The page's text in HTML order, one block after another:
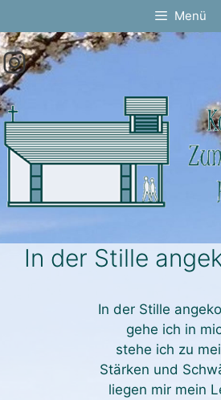
zum
Inhalt
Menü
Instagram
In der Stille
In der Stille
gehe ich in
stehe ich zu
Stärken und
liegen mir mein